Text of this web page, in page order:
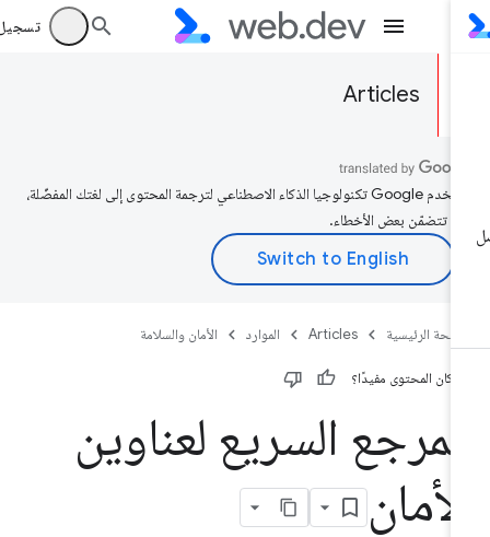
تسجيل
Articles
تستخدم Google تكنولوجيا الذكاء الاصطناعي لترجمة المحتوى إلى لغتك المفضّلة،
تتضمّن بعض الأخطاء.
الرئيسية Articles الموارد الأمان والسلامة
كان المحتوى مفيدًا؟
السريع لعناوين